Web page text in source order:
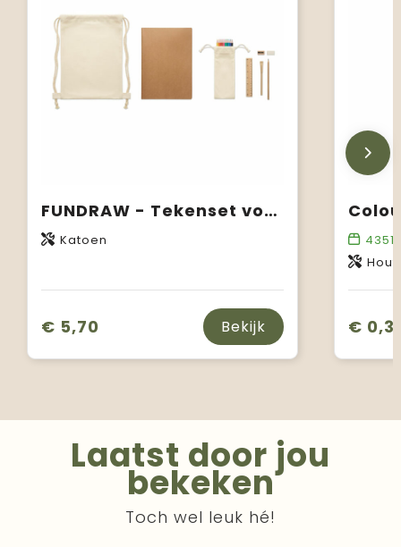
FUNDRAW - Tekenset voor kinderen
Katoen
€ 5,70 Bekijk €
Laatst door jou
bekeken
Toch wel leuk hé!